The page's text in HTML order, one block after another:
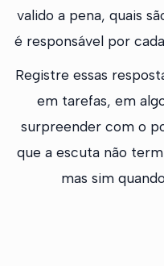
valido a pena, quais
é responsável por
Registre essas
em tarefas, em
surpreender com o
que a escuta não
mas sim